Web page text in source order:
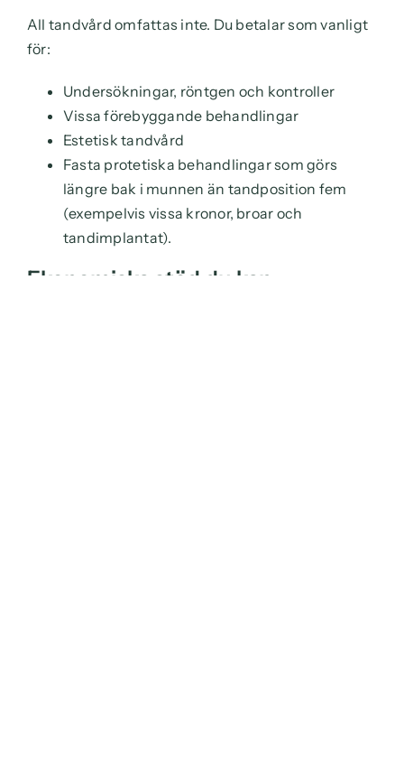
All tandvård omfattas inte. Du betalar som vanligt
för:
Undersökningar, röntgen och kontroller
Vissa förebyggande behandlingar
Estetisk tandvård
Fasta protetiska behandlingar som görs
längre bak i munnen än tandposition fem
(exempelvis vissa kronor, broar och
tandimplantat).
Ekonomiska stöd du kan